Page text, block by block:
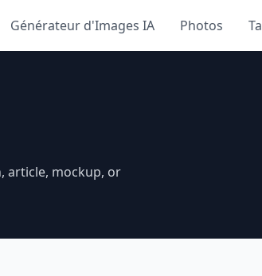
Générateur d'Images IA Photos
article, mockup, or